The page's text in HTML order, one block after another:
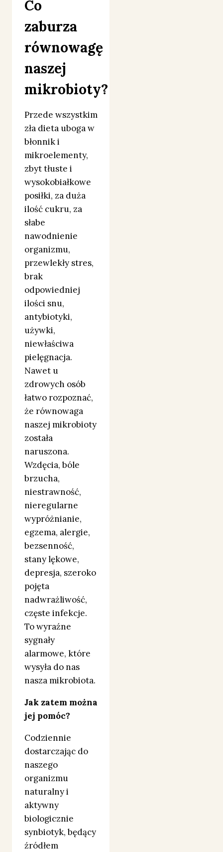
Co
zaburza
równowagę
naszej
mikrobioty?
Przede wszystkim
zła dieta uboga w
błonnik i
mikroelementy,
zbyt tłuste i
wysokobiałkowe
posiłki, za duża
ilość cukru, za
słabe
nawodnienie
organizmu,
przewlekły stres,
brak
odpowiedniej
ilości snu,
antybiotyki,
używki,
niewłaściwa
pielęgnacja.
Nawet u
zdrowych osób
łatwo rozpoznać,
że równowaga
naszej mikrobioty
została
naruszona.
Wzdęcia, bóle
brzucha,
niestrawność,
nieregularne
wypróżnianie,
egzema, alergie,
bezsenność,
stany lękowe,
depresja, szeroko
pojęta
nadwrażliwość,
częste infekcje.
To wyraźne
sygnały
alarmowe, które
wysyła do nas
nasza mikrobiota.
Jak zatem można
jej pomóc?
Codziennie
dostarczając do
naszego
organizmu
naturalny i
aktywny
biologicznie
synbiotyk, będący
źródłem